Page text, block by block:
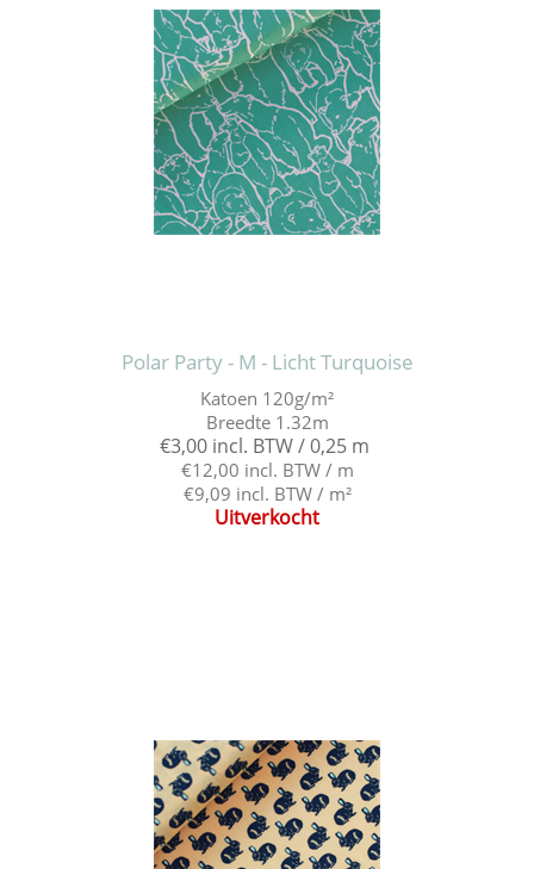
Polar Party - M - Licht Turquoise
Katoen 120g/m²
Breedte 1.32m
€3,00 incl. BTW / 0,25 m
€12,00 incl. BTW / m
€9,09 incl. BTW / m²
Uitverkocht